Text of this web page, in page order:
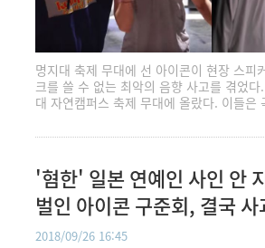
명지대 축제 무대에 선 아이콘이 현장 스피
크를 쓸 수 없는 최악의 음향 사고를 겪었
대 자연캠퍼스 축제 무대에 올랐다. 이들은
'혐한' 일본 연예인 사인 안
벌인 아이콘 구준회, 결국
문 전문)
2018/09/26 16:45